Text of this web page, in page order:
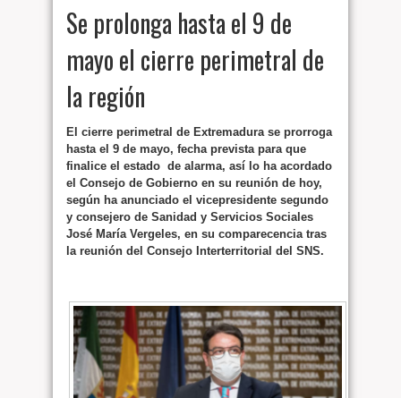
Se prolonga hasta el 9 de
mayo el cierre perimetral de
la región
El cierre perimetral de Extremadura se prorroga
hasta el 9 de mayo, fecha prevista para que
finalice el estado de alarma, así lo ha acordado
el Consejo de Gobierno en su reunión de hoy,
según ha anunciado el vicepresidente segundo
y consejero de Sanidad y Servicios Sociales
José María Vergeles, en su comparecencia tras
la reunión del Consejo Interterritorial del SNS.